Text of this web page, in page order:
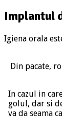
Implantul
Igiena orala
Din pacate,
In cazul in
golul, dar si
va da seama